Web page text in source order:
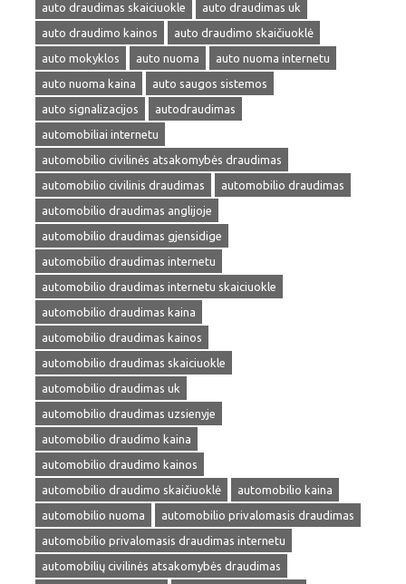
auto draudimas skaiciuokle
auto draudimas uk
auto draudimo kainos
auto draudimo skaičiuoklė
auto mokyklos
auto nuoma
auto nuoma internetu
auto nuoma kaina
auto saugos sistemos
auto signalizacijos
autodraudimas
automobiliai internetu
automobilio civilinės atsakomybės draudimas
automobilio civilinis draudimas
automobilio draudimas
automobilio draudimas anglijoje
automobilio draudimas gjensidige
automobilio draudimas internetu
automobilio draudimas internetu skaiciuokle
automobilio draudimas kaina
automobilio draudimas kainos
automobilio draudimas skaiciuokle
automobilio draudimas uk
automobilio draudimas uzsienyje
automobilio draudimo kaina
automobilio draudimo kainos
automobilio draudimo skaičiuoklė
automobilio kaina
automobilio nuoma
automobilio privalomasis draudimas
automobilio privalomasis draudimas internetu
automobilių civilinės atsakomybės draudimas